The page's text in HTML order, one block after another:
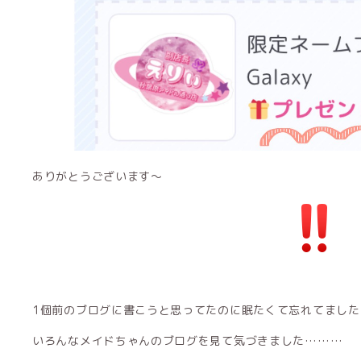
ありがとうございます〜
1個前のブログに書こうと思ってたのに眠たくて忘れてまし
いろんなメイドちゃんのブログを見て気づきました………